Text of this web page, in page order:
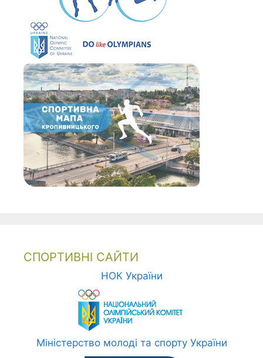
СПОРТИВНІ САЙТИ
НОК України
Міністерство молоді та спорту України